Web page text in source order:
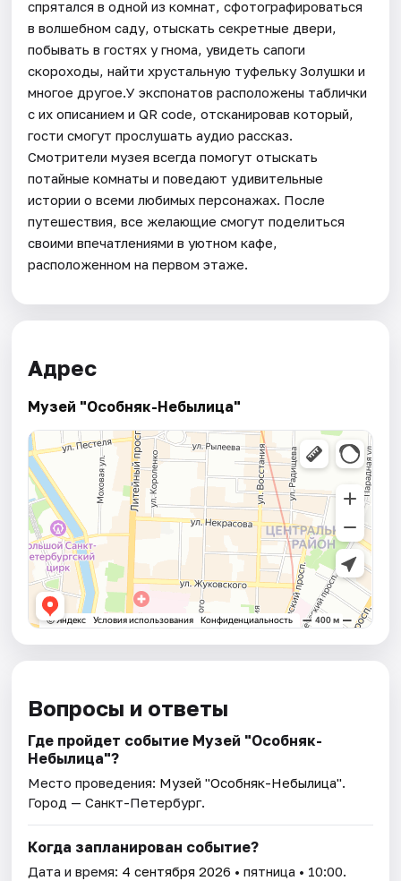
спрятался в одной из комнат, сфотографироваться
в волшебном саду, отыскать секретные двери,
побывать в гостях у гнома, увидеть сапоги
скороходы, найти хрустальную туфельку Золушки и
многое другое.У экспонатов расположены таблички
с их описанием и QR code, отсканировав который,
гости смогут прослушать аудио рассказ.
Смотрители музея всегда помогут отыскать
потайные комнаты и поведают удивительные
истории о всеми любимых персонажах. После
путешествия, все желающие смогут поделиться
своими впечатлениями в уютном кафе,
расположенном на первом этаже.
Адрес
Музей "Особняк-Небылица"
Вопросы и ответы
Где пройдет событие Музей "Особняк-
Небылица"?
Место проведения: Музей "Особняк-Небылица".
Город — Санкт-Петербург.
Когда запланирован событие?
Дата и время: 4 сентября 2026 • пятница • 10:00.